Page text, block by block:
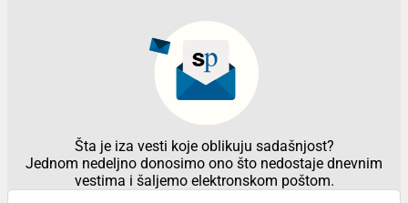
Šta je iza vesti koje oblikuju sadašnjost?
Jednom nedeljno donosimo ono što nedostaje dnevnim
vestima i šaljemo elektronskom poštom.